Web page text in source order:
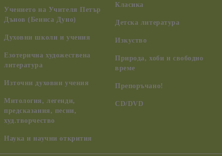
Учението на Учителя Петър
Дънов (Беинса Дуно)
Духовни школи и учения
Езотерична художествена
литература
Източни духовни учения
Митология, легенди,
предсказания, песни,
худ.творчество
Наука и научни открития
Класика
Детска литература
Изкуство
Природа, хоби и свободно
време
Препоръчано!
CD/DVD